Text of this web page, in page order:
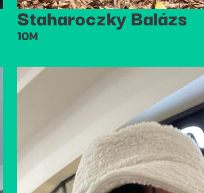
Staharoczky Balázs
10M